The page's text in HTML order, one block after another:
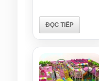
ĐỌC TIẾP